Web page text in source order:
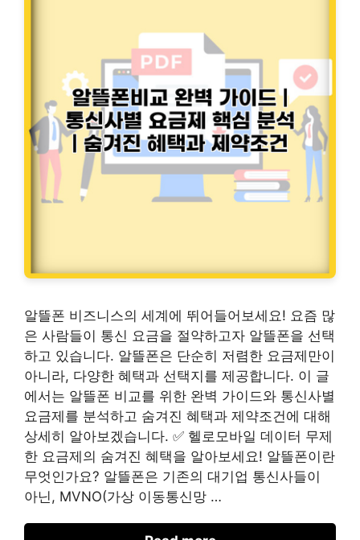
알뜰폰 비즈니스의 세계에 뛰어들어보세요! 요즘 많
은 사람들이 통신 요금을 절약하고자 알뜰폰을 선택
하고 있습니다. 알뜰폰은 단순히 저렴한 요금제만이
아니라, 다양한 혜택과 선택지를 제공합니다. 이 글
에서는 알뜰폰 비교를 위한 완벽 가이드와 통신사별
요금제를 분석하고 숨겨진 혜택과 제약조건에 대해
상세히 알아보겠습니다. ✅ 헬로모바일 데이터 무제
한 요금제의 숨겨진 혜택을 알아보세요! 알뜰폰이란
무엇인가요? 알뜰폰은 기존의 대기업 통신사들이
아닌, MVNO(가상 이동통신망 …